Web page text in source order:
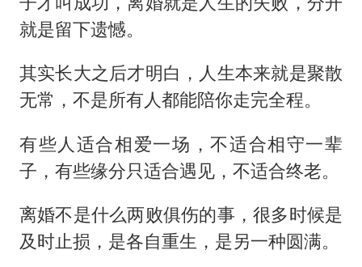
就是留下遗憾。
其实长大之后才明白，人生本来就是聚散
无常，不是所有人都能陪你走完全程。
有些人适合相爱一场，不适合相守一辈
子，有些缘分只适合遇见，不适合终老。
离婚不是什么两败俱伤的事，很多时候是
及时止损，是各自重生，是另一种圆满。